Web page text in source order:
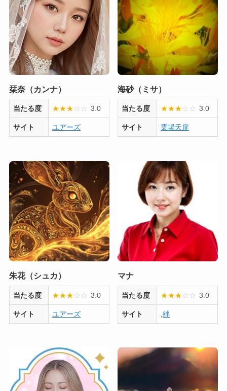
栞奈（カンナ）
当たる度 ★★★☆ ☆ 3.0
サイト ユアーズ
海砂（ミサ）
当たる度 ★★★☆ ☆ 3.0
サイト 霊場天扉
朱花（シュカ）
当たる度 ★★★☆ ☆ 3.0
サイト ユアーズ
マナ
当たる度 ★★★☆ ☆ 3.0
サイト ,絆